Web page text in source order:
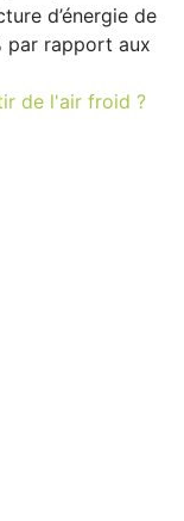
d’énergie de
par rapport aux
de l'air froid ?